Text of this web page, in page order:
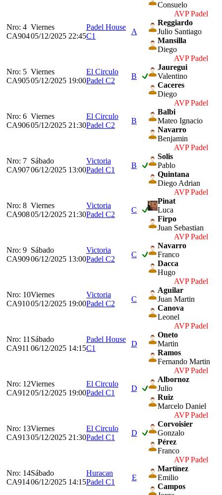
Consuelo
Nro: 4
CA904
Viernes
05/12/2025 22:45
Padel House
C1
A
AVP Padel
Reggiardo
Julio Santiago
Mansilla
Diego
Nro: 5
CA905
Viernes
05/12/2025 19:00
El Circulo
Padel C2
B
AVP Padel
Jauregui
Valentino
Caceres
Diego
Nro: 6
CA906
Viernes
05/12/2025 21:30
El Circulo
Padel C2
B
AVP Padel
Balbi
Mateo Ignacio
Navarro
Benjamin
Nro: 7
CA907
Sábado
06/12/2025 13:00
Victoria
Padel C1
B
AVP Padel
Solis
Pablo
Quintana
Diego Adrian
Nro: 8
CA908
Viernes
05/12/2025 21:30
Victoria
Padel C2
C
AVP Padel
Pinat
Luca
Firpo
Juan Sebastian
Nro: 9
CA909
Sábado
06/12/2025 13:00
Victoria
Padel C2
C
AVP Padel
Navarro
Franco
Dacca
Hugo
Nro: 10
CA910
Viernes
05/12/2025 19:00
Victoria
Padel C2
C
AVP Padel
Aguilar
Juan Martin
Canova
Leonel
Nro: 11
CA911
Sábado
06/12/2025 14:15
Padel House
C1
D
AVP Padel
Oneto
Martin
Ramos
Fernando Martin
Nro: 12
CA912
Viernes
05/12/2025 19:00
El Circulo
Padel C1
D
AVP Padel
Albornoz
Julio
Ruiz
Marcelo Daniel
Nro: 13
CA913
Viernes
05/12/2025 21:30
El Circulo
Padel C1
D
AVP Padel
Corvoisier
Gonzalo
Pérez
Franco
Nro: 14
CA914
Sábado
06/12/2025 14:15
Huracan
Padel C1
E
AVP Padel
Martínez
Emilio
Campos